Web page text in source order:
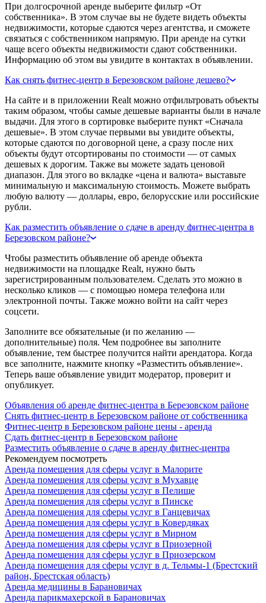
При долгосрочной аренде выберите фильтр «От
собственника». В этом случае вы не будете видеть объекты
недвижимости, которые сдаются через агентства, и сможете
связаться с собственником напрямую. При аренде на сутки
чаще всего объекты недвижимости сдают собственники.
Информацию об этом вы увидите в контактах в объявлении.
Как снять фитнес-центр в Березовском районе дешево?
На сайте и в приложении Realt можно отфильтровать объекты
таким образом, чтобы самые дешевые варианты были в начале
выдачи. Для этого в сортировке выберите пункт «Сначала
дешевые». В этом случае первыми вы увидите объекты,
которые сдаются по договорной цене, а сразу после них
объекты будут отсортированы по стоимости — от самых
дешевых к дорогим. Также вы можете задать ценовой
диапазон. Для этого во вкладке «цена и валюта» выставьте
минимальную и максимальную стоимость. Можете выбрать
любую валюту — доллары, евро, белорусские или российские
рубли.
Как разместить объявление о сдаче в аренду фитнес-центра в
Березовском районе?
Чтобы разместить объявление об аренде объекта
недвижимости на площадке Realt, нужно быть
зарегистрированным пользователем. Сделать это можно в
несколько кликов — с помощью номера телефона или
электронной почты. Также можно войти на сайт через
соцсети.
Заполните все обязательные (и по желанию —
дополнительные) поля. Чем подробнее вы заполните
объявление, тем быстрее получится найти арендатора. Когда
все заполните, нажмите кнопку «Разместить объявление».
Теперь ваше объявление увидит модератор, проверит и
опубликует.
Объявления об аренде фитнес-центра в Березовском районе
Снять фитнес-центр в Березовском районе от собственника
Фитнес-центр в Березовском районе цены - аренда
Сдать фитнес-центр в Березовском районе
Разместить объявление о сдаче в аренду фитнес-центра
Рекомендуем посмотреть
Аренда помещения для сферы услуг в Малорите
Аренда помещения для сферы услуг в Мухавце
Аренда помещения для сферы услуг в Пелище
Аренда помещения для сферы услуг в Пинске
Аренда помещения для сферы услуг в Ганцевичах
Аренда помещения для сферы услуг в Ковердяках
Аренда помещения для сферы услуг в Мирном
Аренда помещения для сферы услуг в Приозерной
Аренда помещения для сферы услуг в Приозерском
Аренда помещения для сферы услуг в д. Тельмы-1 (Брестский
район, Брестская область)
Аренда медицины в Барановичах
Аренда парикмахерской в Барановичах